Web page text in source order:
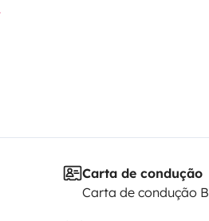
Carta de condução
Carta de condução B